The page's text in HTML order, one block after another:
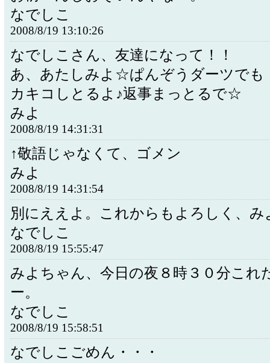
なでしこ
2008/8/19 13:10:26
なでしこさん、友達になって！！
あ、あたしみよ☆ぱんぞうダーツでも
カキコしとるよ♪返事まっとるで☆
みよ
2008/8/19 14:31:31
↑敬語じゃなくて、ゴメン
みよ
2008/8/19 14:31:54
別にええよ。これからもよろしく、み
なでしこ
2008/8/19 15:55:47
みよちゃん、今日の夜８時３０分これ
ー。
なでしこ
2008/8/19 15:58:51
なでしこごめん・・・